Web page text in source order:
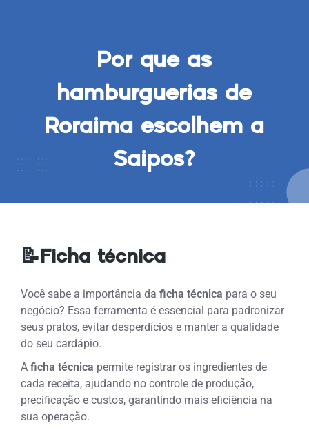
Por que as
hamburguerias de
Roraima escolhem a
Saipos?
📝Ficha técnica
Você sabe a importância daficha técnica para o seu
negócio? Essa ferramenta é essencial para padronizar
seus pratos, evitar desperdícios e manter a qualidade
do seu cardápio.
Aficha técnica permite registrar os ingredientes de
cada receita, ajudando no controle de produção,
precificação e custos, garantindo mais eficiência na
sua operação.